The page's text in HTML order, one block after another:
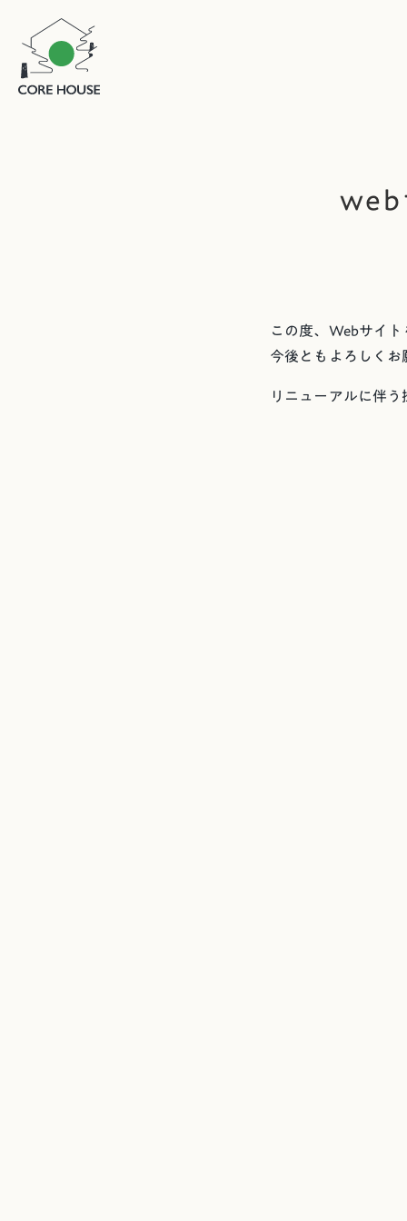
この度、Webサイ
今後ともよろしく
リニューアルに伴